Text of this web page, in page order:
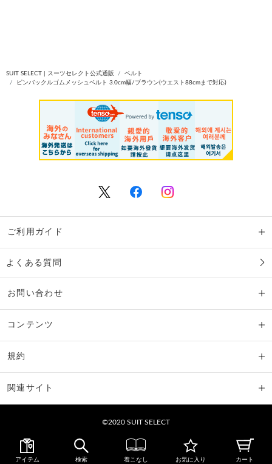
SUIT SELECT | スーツセレクト公式通販
ベルト
ピンバックルゴムメッシュベルト 3.0cm幅/ブラウン(ウエスト88cmまで対応)
ご利用ガイド
よくある質問
お問い合わせ
コンテンツ
規約
関連サイト
©2020 SUIT SELECT
アイテム 検索 着こなし お気に入り カート